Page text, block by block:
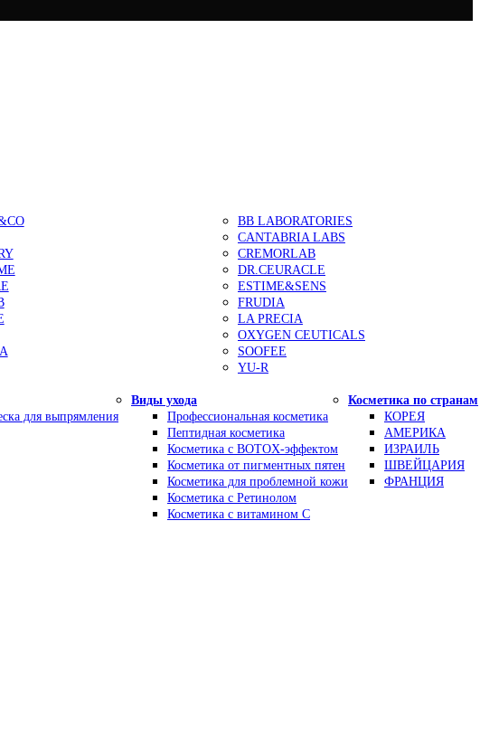
BB LABORATORIES
CANTABRIA LABS
CREMORLAB
DR.CEURACLE
ESTIME&SENS
FRUDIA
LA PRECIA
OXYGEN CEUTICALS
SOOFEE
YU-R
для выпрямления
Виды ухода
Профессиональная косметика
Пептидная косметика
Косметика с BOTOX-эффектом
Косметика от пигментных пятен
Косметика для проблемной кожи
Косметика с Ретинолом
Косметика с витамином С
Косметика по странам
КОРЕЯ
АМЕРИКА
ИЗРАИЛЬ
ШВЕЙЦАРИЯ
ФРАНЦИЯ